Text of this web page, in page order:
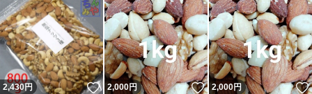
2,430円 いいね！
2,000円 いいね！
2,000円